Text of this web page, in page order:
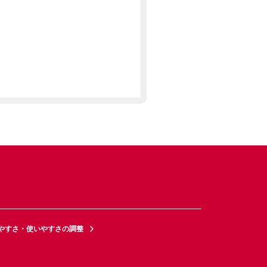
すさ・使いやすさの調整